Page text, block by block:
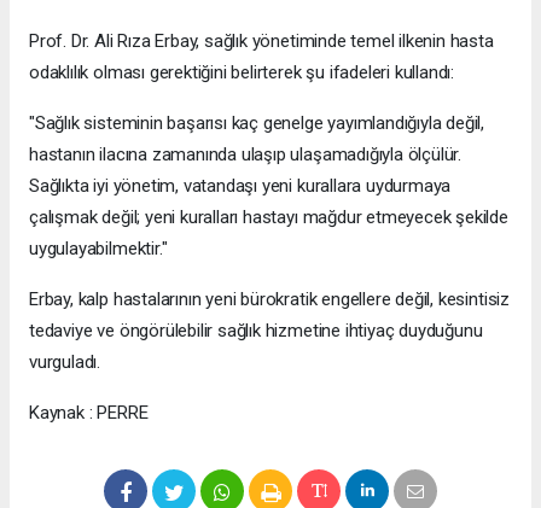
Prof. Dr. Ali Rıza Erbay, sağlık yönetiminde temel ilkenin hasta
odaklılık olması gerektiğini belirterek şu ifadeleri kullandı:
"Sağlık sisteminin başarısı kaç genelge yayımlandığıyla değil,
hastanın ilacına zamanında ulaşıp ulaşamadığıyla ölçülür.
Sağlıkta iyi yönetim, vatandaşı yeni kurallara uydurmaya
çalışmak değil; yeni kuralları hastayı mağdur etmeyecek şekilde
uygulayabilmektir."
Erbay, kalp hastalarının yeni bürokratik engellere değil, kesintisiz
tedaviye ve öngörülebilir sağlık hizmetine ihtiyaç duyduğunu
vurguladı.
Kaynak : PERRE